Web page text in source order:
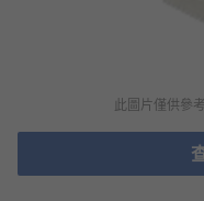
此圖片僅供參